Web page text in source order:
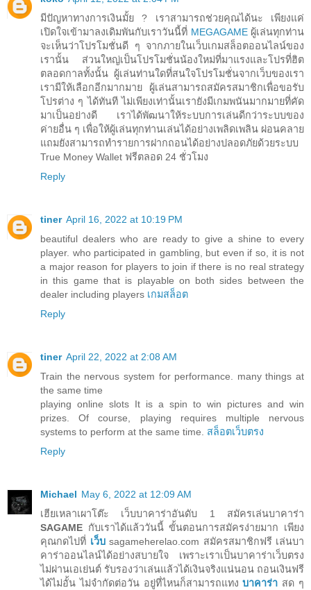
มีปัญหาทางการเงินมั้ย ? เราสามารถช่วยคุณได้นะ เพียงแค่
เปิดใจเข้ามาลงเดิมพันกับเราวันนี้ที่ MEGAGAMEผู้เล่นทุกท่าน
จะเห็นว่าโปรโมชั่นดี ๆ จากภายในเว็บเกมสล็อตออนไลน์ของ
เรานั้น ส่วนใหญ่เป็นโปรโมชั่นน้องใหม่ที่มาแรงและโปรที่ฮิต
ตลอดกาลทั้งนั้น ผู้เล่นท่านใดที่สนใจโปรโมชั่นจากเว็บของเรา
เรามีให้เลือกอีกมากมาย ผู้เล่นสามารถสมัครสมาชิกเพื่อขอรับ
โปรต่าง ๆ ได้ทันที ไม่เพียงเท่านั้นเรายังมีเกมพนันมากมายที่คัด
มาเป็นอย่างดี เราได้พัฒนาให้ระบบการเล่นดีกว่าระบบของ
ค่ายอื่น ๆ เพื่อให้ผู้เล่นทุกท่านเล่นได้อย่างเพลิดเพลิน ผ่อนคลาย
แถมยังสามารถทำรายการฝากถอนได้อย่างปลอดภัยด้วยระบบ
True Money Wallet ฟรีตลอด 24 ชั่วโมง
Reply
tiner April 16, 2022 at 10:19 PM
beautiful dealers who are ready to give a shine to every
player. who participated in gambling, but even if so, it is not
a major reason for players to join if there is no real strategy
in this game that is playable on both sides between the
dealer including players เกมสล็อต
Reply
tiner April 22, 2022 at 2:08 AM
Train the nervous system for performance. many things at
the same time
playing online slots It is a spin to win pictures and win
prizes. Of course, playing requires multiple nervous
systems to perform at the same time.
สล็อตเว็บตรง
Reply
Michael May 6, 2022 at 12:09 AM
เฮียเหลาเผาโต๊ะ เว็บบาคาร่าอันดับ 1 สมัครเล่นบาคาร่า
SAGAME กับเราได้แล้ววันนี้ ขั้นตอนการสมัครง่ายมาก เพียง
คุณกดไปที่ เว็บ sagameherelao.com สมัครสมาชิกฟรี เล่นบา
คาร่าออนไลน์ได้อย่างสบายใจ เพราะเราเป็นบาคาร่าเว็บตรง
ไม่ผ่านเอเย่นต์ รับรองว่าเล่นแล้วได้เงินจริงแน่นอน ถอนเงินฟรี
ได้ไม่อั้น ไม่จำกัดต่อวัน อยู่ที่ไหนก็สามารถแทง บาคาร่า สด ๆ